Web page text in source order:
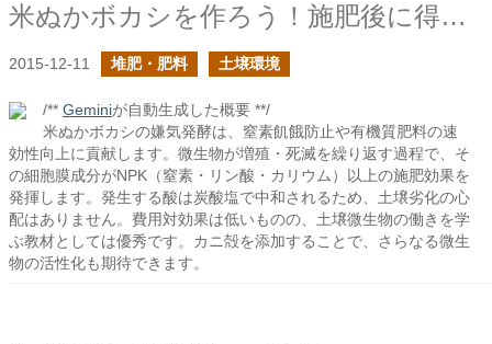
米ぬかボカシを作ろう！施肥後に得られるもの
2015-12-11 堆肥・肥料 土壌環境
/** Geminiが自動生成した概要 **/
米ぬかボカシの嫌気発酵は、窒素飢餓防止や有機質肥料の速
効性向上に貢献します。微生物が増殖・死滅を繰り返す過程で、そ
の細胞膜成分がNPK（窒素・リン酸・カリウム）以上の施肥効果を
発揮します。発生する酸は炭酸塩で中和されるため、土壌劣化の心
配はありません。費用対効果は低いものの、土壌微生物の働きを学
ぶ教材としては優秀です。カニ殻を添加することで、さらなる微生
物の活性化も期待できます。